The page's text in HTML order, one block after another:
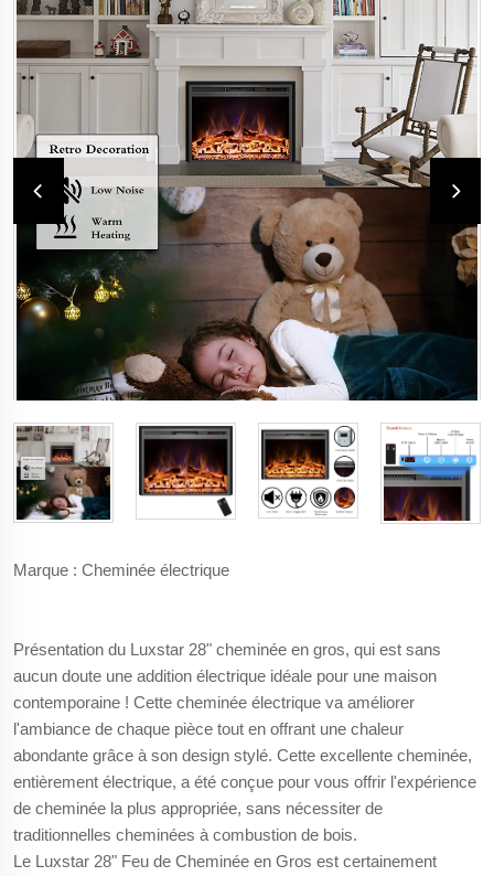
Marque : Cheminée électrique
Présentation du Luxstar 28" cheminée en gros, qui est sans
aucun doute une addition électrique idéale pour une maison
contemporaine ! Cette cheminée électrique va améliorer
l'ambiance de chaque pièce tout en offrant une chaleur
abondante grâce à son design stylé. Cette excellente cheminée,
entièrement électrique, a été conçue pour vous offrir l'expérience
de cheminée la plus appropriée, sans nécessiter de
traditionnelles cheminées à combustion de bois.
Le Luxstar 28" Feu de Cheminée en Gros est certainement